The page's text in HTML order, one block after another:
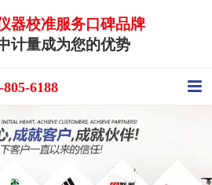
器校准服务口碑品牌
计量成为您的优势
805-6188